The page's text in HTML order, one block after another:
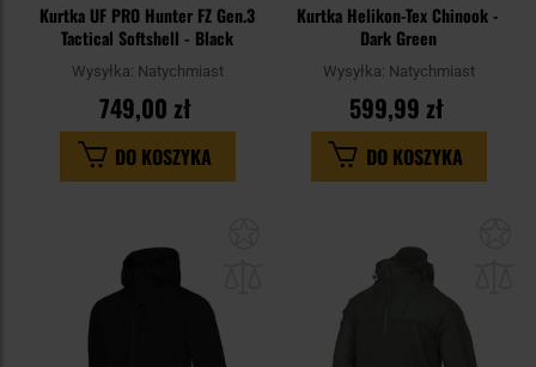
Kurtka UF PRO Hunter FZ Gen.3
Tactical Softshell - Black
Wysyłka: Natychmiast
749,00 zł
DO KOSZYKA
Kurtka Helikon-Tex Chinook -
Dark Green
Wysyłka: Natychmiast
599,99 zł
DO KOSZYKA